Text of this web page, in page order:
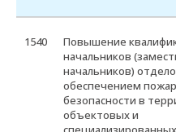
1540
Повышение
начальников
начальников)
обеспечением
безопасности в
объектовых и